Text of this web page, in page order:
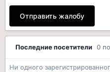
Отправить жалобу
Последние посетители 0
Ни одного